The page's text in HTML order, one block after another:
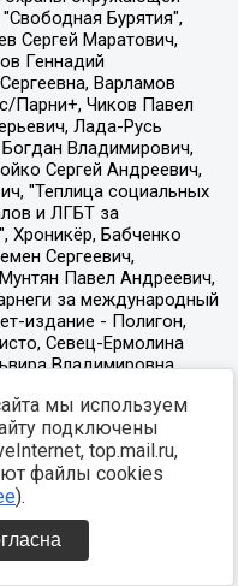
мы используем
подключены
top.mail.ru,
файлы cookies
).